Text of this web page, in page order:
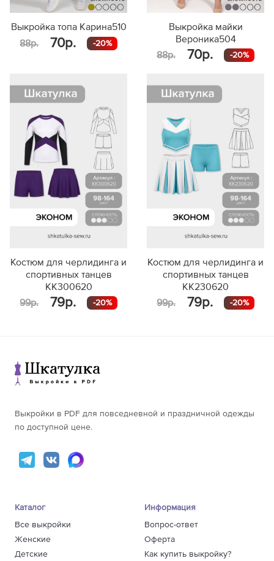
Выкройка топа Карина510
88р.
70р. -20%
Выкройка майки
Вероника504
88р.
70р. -20%
Костюм для черлидинга и
спортивных танцев
KK300620
99р.
79р. -20%
Костюм для черлидинга и
спортивных танцев
KK230620
99р.
79р. -20%
Выкройки в PDF для повседневной и праздничной одежды
по доступной цене.
Каталог
Все выкройки
Женские
Детские
Информация
Вопрос-ответ
Оферта
Как купить выкройку?